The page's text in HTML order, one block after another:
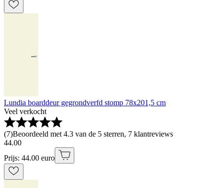
Lundia boarddeur gegrondverfd stomp 78x201,5 cm
Veel verkocht
(7)Beoordeeld met 4.3 van de 5 sterren, 7 klantreviews
44.00
Prijs: 44.00 euro